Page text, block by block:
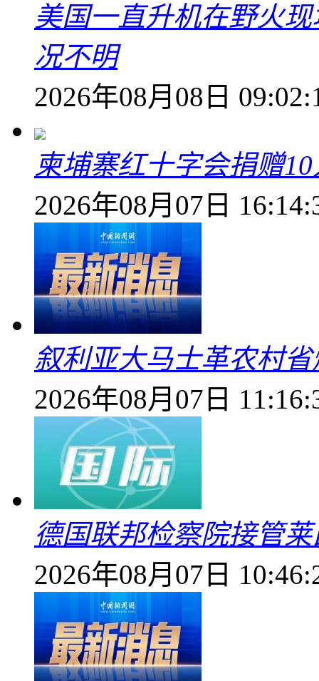
美国一直升机在野火
况不明
2026年08月08日
柬埔寨红十字会捐赠
2026年08月07日
叙利亚大马士革农村
2026年08月07日
德国联邦检察院接管
2026年08月07日